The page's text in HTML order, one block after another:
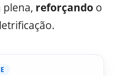
reforçando o